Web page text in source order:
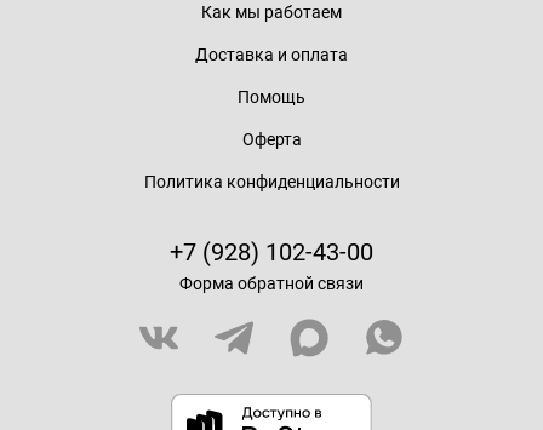
Как мы работаем
Доставка и оплата
Помощь
Оферта
Политика конфиденциальности
+7 (928) 102-43-00
Форма обратной связи